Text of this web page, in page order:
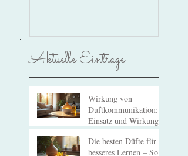
Aktuelle Einträge
Wirkung von
Einsatz und Wirkung